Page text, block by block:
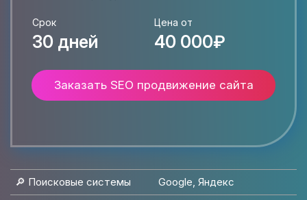
Срок
30 дней
Цена от
40 000₽
Заказать SEO продвижение сайта
🔎 Поисковые системы
Google, Яндекс